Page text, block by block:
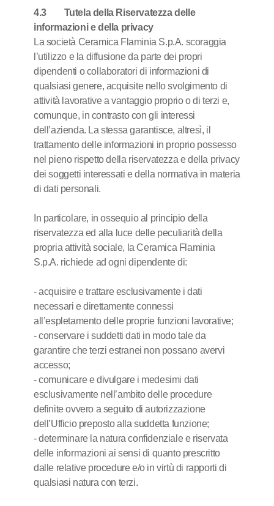
4.3 Tutela della Riservatezza delle
informazioni e della privacy
La società Ceramica Flaminia S.p.A. scoraggia
l’utilizzo e la diffusione da parte dei propri
dipendenti o collaboratori di informazioni di
qualsiasi genere, acquisite nello svolgimento di
attività lavorative a vantaggio proprio o di terzi e,
comunque, in contrasto con gli interessi
dell’azienda. La stessa garantisce, altresì, il
trattamento delle informazioni in proprio possesso
nel pieno rispetto della riservatezza e della privacy
dei soggetti interessati e della normativa in materia
di dati personali.
In particolare, in ossequio al principio della
riservatezza ed alla luce delle peculiarità della
propria attività sociale, la Ceramica Flaminia
S.p.A. richiede ad ogni dipendente di:
- acquisire e trattare esclusivamente i dati
necessari e direttamente connessi
all’espletamento delle proprie funzioni lavorative;
- conservare i suddetti dati in modo tale da
garantire che terzi estranei non possano avervi
accesso;
- comunicare e divulgare i medesimi dati
esclusivamente nell’ambito delle procedure
definite ovvero a seguito di autorizzazione
dell’Ufficio preposto alla suddetta funzione;
- determinare la natura confidenziale e riservata
delle informazioni ai sensi di quanto prescritto
dalle relative procedure e/o in virtù di rapporti di
qualsiasi natura con terzi.